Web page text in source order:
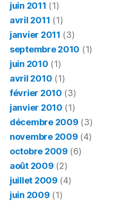
juin 2011 (1)
avril 2011 (1)
janvier 2011 (3)
septembre 2010 (1)
juin 2010 (1)
avril 2010 (1)
février 2010 (3)
janvier 2010 (1)
décembre 2009 (3)
novembre 2009 (4)
octobre 2009 (6)
août 2009 (2)
juillet 2009 (4)
juin 2009 (1)